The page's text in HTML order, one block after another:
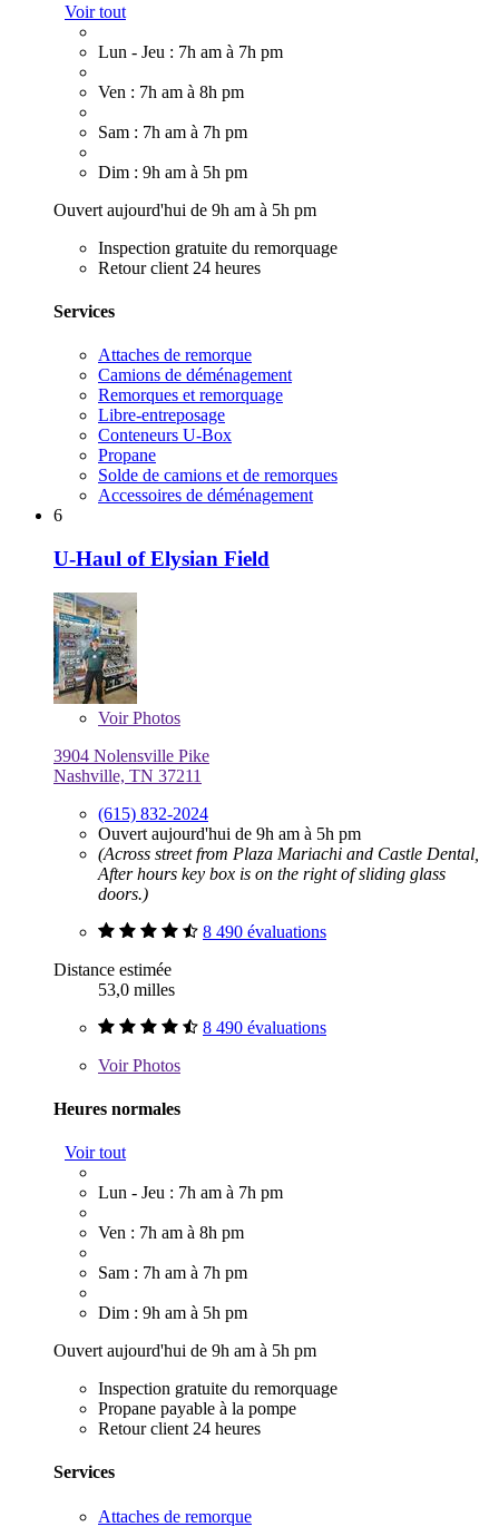
Voir tout
Lun - Jeu : 7h am à 7h pm
Ven : 7h am à 8h pm
Sam : 7h am à 7h pm
Dim : 9h am à 5h pm
Ouvert aujourd'hui de 9h am à 5h pm
Inspection gratuite du remorquage
Retour client 24 heures
Services
Attaches de remorque
Camions de déménagement
Remorques et remorquage
Libre-entreposage
Conteneurs U-Box
Propane
Solde de camions et de remorques
Accessoires de déménagement
6
U-Haul of Elysian Field
VoirPhotos
3904 Nolensville Pike
Nashville, TN 37211
(615) 832-2024
Ouvert aujourd'hui de 9h am à 5h pm
(Across street from Plaza Mariachi and Castle Dental,
After hours key box is on the right of sliding glass
doors.)
8 490 évaluations
Distance estimée
53,0 milles
8 490 évaluations
VoirPhotos
Heures normales
Voir tout
Lun - Jeu : 7h am à 7h pm
Ven : 7h am à 8h pm
Sam : 7h am à 7h pm
Dim : 9h am à 5h pm
Ouvert aujourd'hui de 9h am à 5h pm
Inspection gratuite du remorquage
Propane payable à la pompe
Retour client 24 heures
Services
Attaches de remorque